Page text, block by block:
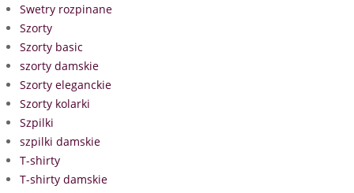
Swetry rozpinane
Szorty
Szorty basic
szorty damskie
Szorty eleganckie
Szorty kolarki
Szpilki
szpilki damskie
T-shirty
T-shirty damskie